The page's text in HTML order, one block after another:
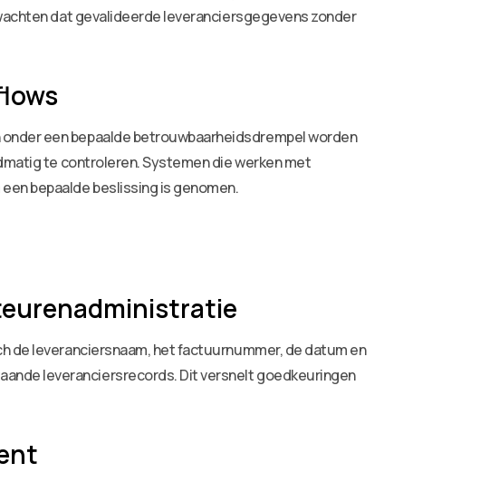
dat gevalideerde leveranciersgegevens zonder
een bepaalde betrouwbaarheidsdrempel worden
te controleren. Systemen die werken met
bepaalde beslissing is genomen.
de leveranciersnaam, het factuurnummer, de datum en
leveranciersrecords. Dit versnelt goedkeuringen